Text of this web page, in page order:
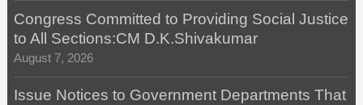
Congress Committed to Providing Social Justice
to All Sections:CM D.K.Shivakumar
August 7, 2026
Issue Notices to Government Departments That